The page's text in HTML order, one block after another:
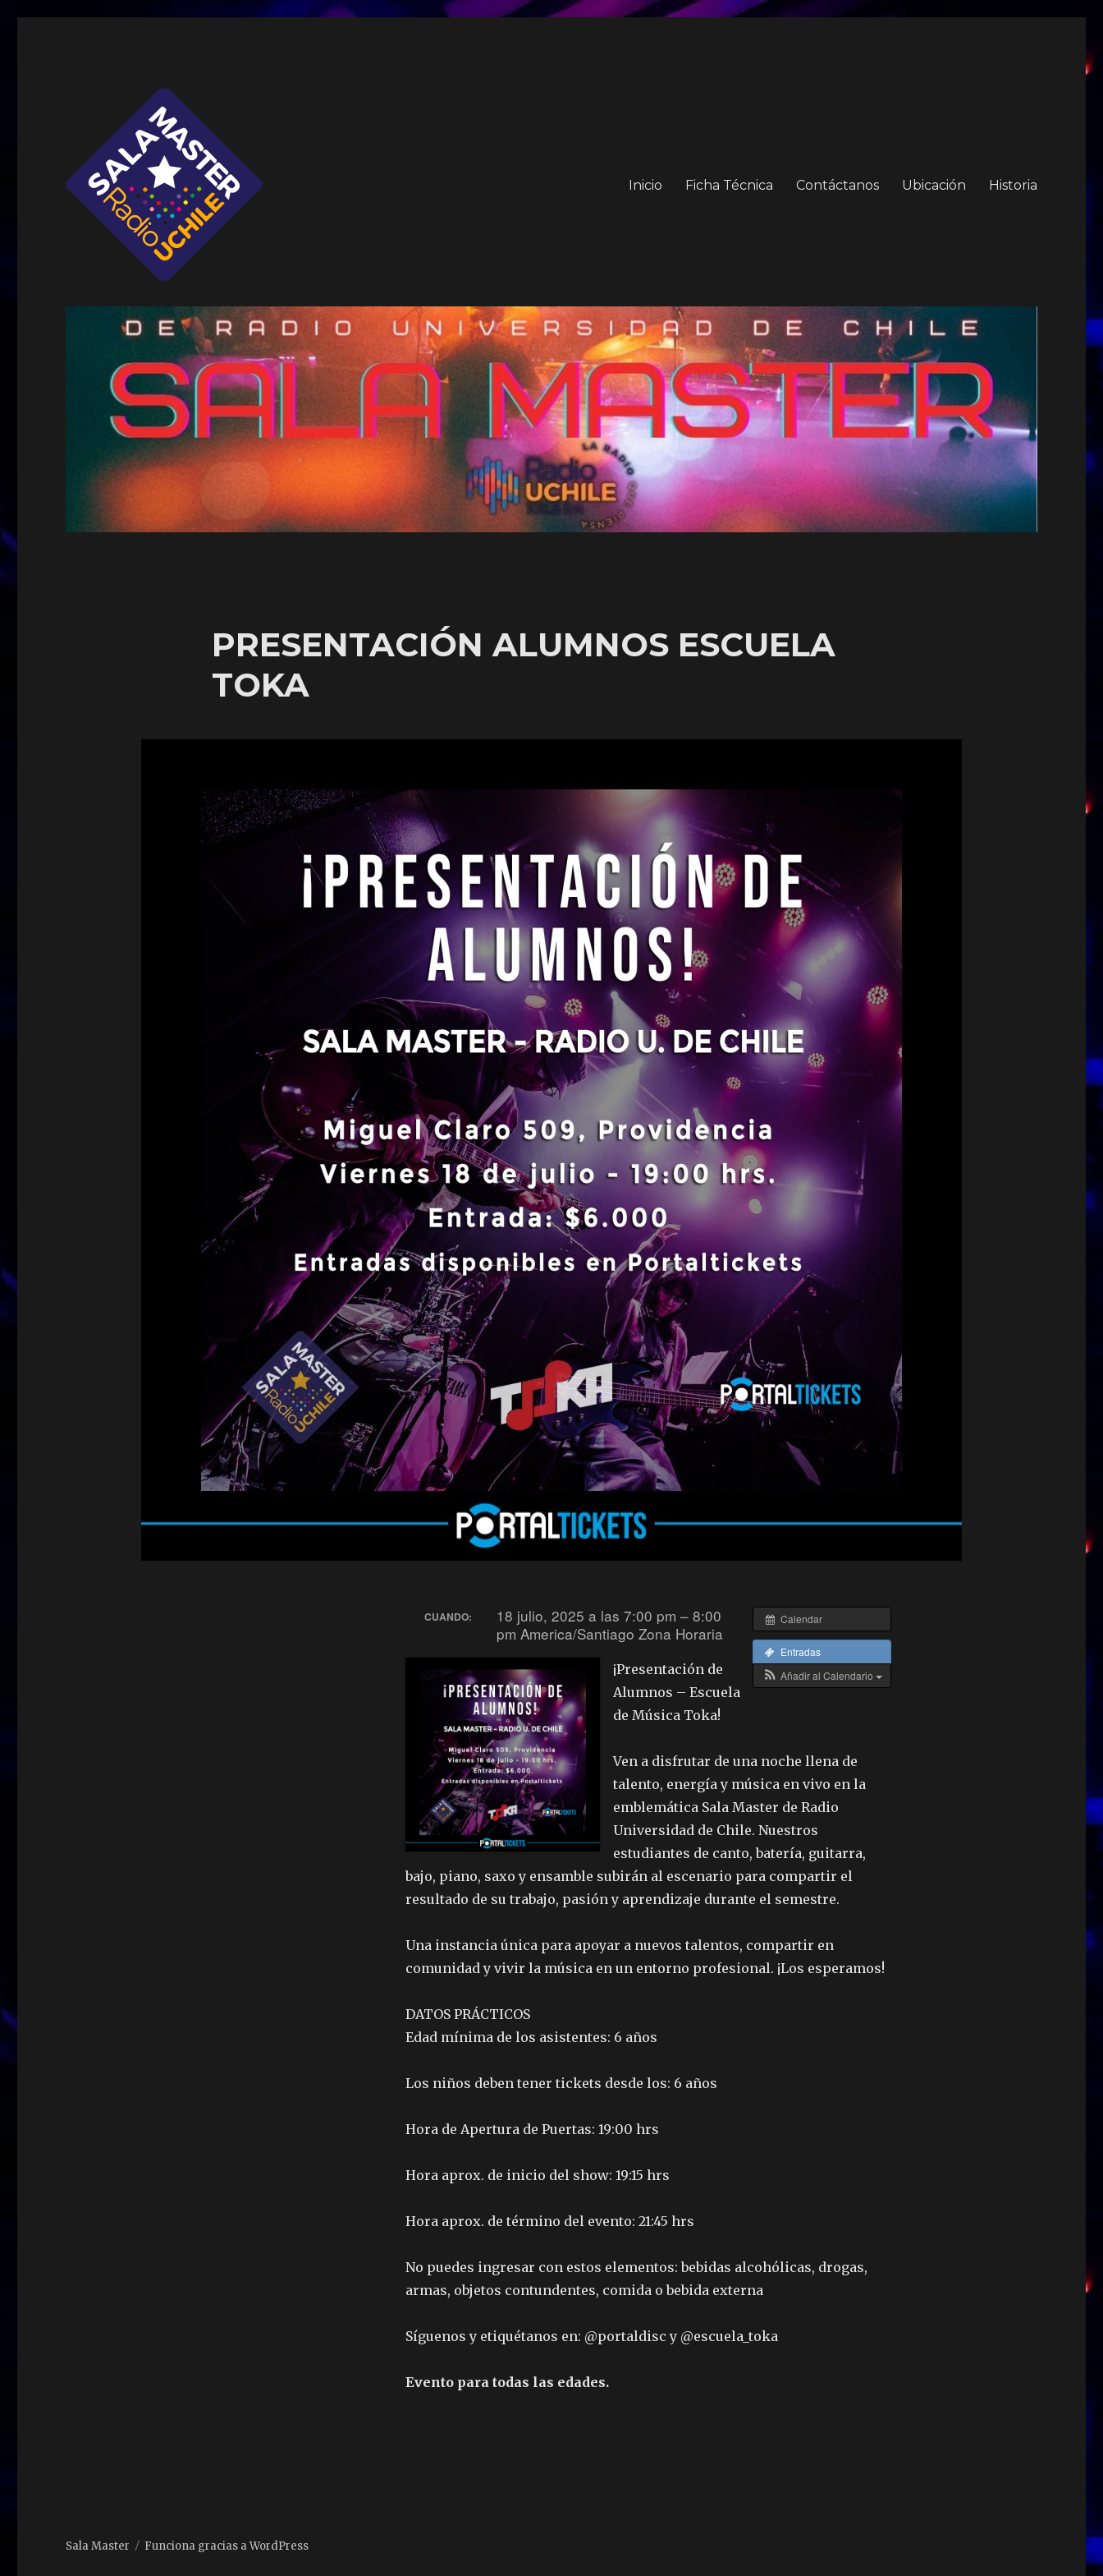
Sala Master
Inicio Ficha Técnica Contáctanos Ubicación Historia
PRESENTACIÓN ALUMNOS ESCUELA
TOKA
Calendar
Entradas
Añadir al Calendario
CUANDO:
18 julio, 2025 a las 7:00 pm – 8:00
pmAmerica/Santiago Zona Horaria
¡Presentación de
Alumnos – Escuela
de Música Toka!
Ven a disfrutar de una noche llena de
talento, energía y música en vivo en la
emblemática Sala Master de Radio
Universidad de Chile. Nuestros
estudiantes de canto, batería, guitarra,
bajo, piano, saxo y ensamble subirán al escenario para compartir el
resultado de su trabajo, pasión y aprendizaje durante el semestre.
Una instancia única para apoyar a nuevos talentos, compartir en
comunidad y vivir la música en un entorno profesional. ¡Los esperamos!
DATOS PRÁCTICOS
Edad mínima de los asistentes: 6 años
Los niños deben tener tickets desde los: 6 años
Hora de Apertura de Puertas: 19:00 hrs
Hora aprox. de inicio del show: 19:15 hrs
Hora aprox. de término del evento: 21:45 hrs
No puedes ingresar con estos elementos: bebidas alcohólicas, drogas,
armas, objetos contundentes, comida o bebida externa
Síguenos y etiquétanos en: @portaldisc y @escuela_toka
Evento para todas las edades.
Sala Master Funciona gracias a WordPress